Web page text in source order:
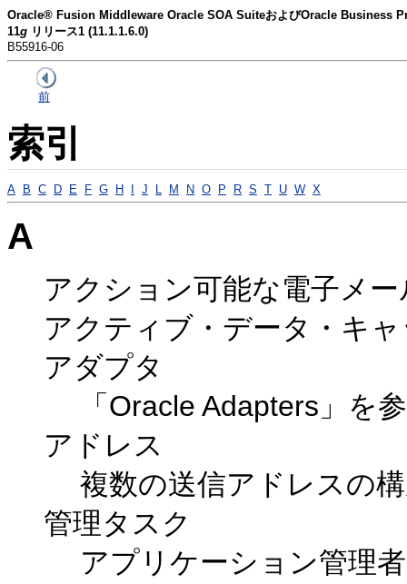
Oracle® Fusion Middleware Oracle SOA SuiteおよびOracle Business
11g リリース1 (11.1.1.6.0)
B55916-06
前
索引
A B C D E F G H J M N O P R S T U W X
A
アクション可能な電子メ
アクティブ・データ・キ
アダプタ
「Oracle Adapters」を
アドレス
複数の送信アドレスの
管理タスク
アプリケーション管理